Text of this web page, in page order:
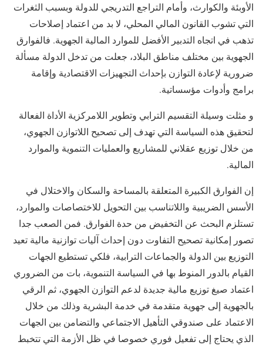
الأوبئة والكوارث، وأمام التراجع التدريجي للدولة وبسبب الثغرات
التي تشوب القانون المالي المحلي، لا بد من اعتماد إصلاحات
تذهب في اتجاه التدبير الأفضل للموارد المالية الجهوية. فالفوارق
الجهوية بين مختلف مناطق البلاد، جعلت من تدخل الدولة مسألة
ضرورية لإعادة التوازن بإحداث التجهيزات الاقتصادية وإقامة
برامج وأدوات مؤسساتية.
و مثلت وسيلة التقسيم الترابي وتطوير اللامركزية الأداة الفعالة
لتحقيق هذه السياسة التي تهدف إلى تصحيح اللاتوازن الجهوي،
من خلال توزيع عقلاني للمشاريع والعمليات التنموية والموارد
المالية.
إن الفوارق الكبيرة المتعلقة بالمساحة والسكان والاختلال في
الأسس الضريبية واللاتناسب بين التحويل للاختصاصات والموارد،
تستلزم البحث عن التخفيض من حدة الفوارق. فمن الصعب جدا
تصور إمكانية تصحيح التفاوت دون إحداث آليات توازنية مالية تعيد
التوزيع بين الدولة والجماعات الترابية، فلكي تستطيع الجهات
القيام بالدور المنوط بها في السياسة التنموية، بات من الضروري
اعتماد صيغ توزيع مالية جديدة لدعم التوازن الجهوي، ثم الرقي
بالجهوية إلى جهوية متقدمة في خدمة البشرية وذلك من خلال
الاعتماد على صندوقي التأهيل الاجتماعي والتضامن بين الجهات
الذي يحتاج إلى تفعيل فوري خصوصا في ظل الأزمة التي تتخبط